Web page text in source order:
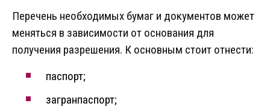
Перечень необходимых бумаг и документов может
меняться в зависимости от основания для
получения разрешения. К основным стоит отнести:
паспорт;
загранпаспорт;